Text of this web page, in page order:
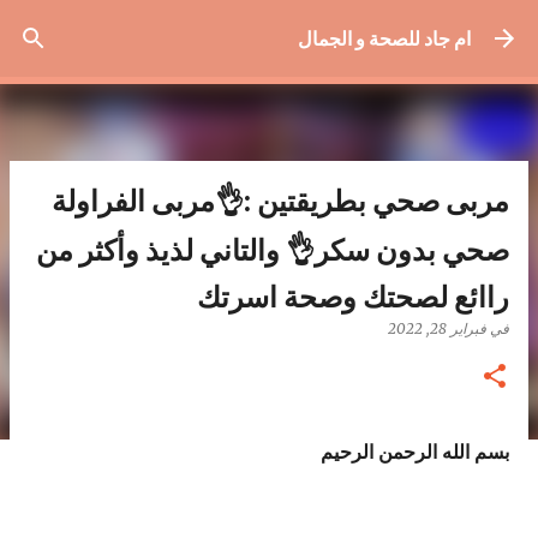
التخطي إلى المحتوى الرئيسيام جاد للصحة و الجمال
مربى صحي بطريقتين :👌مربى الفراولة
صحي بدون سكر👌 والتاني لذيذ وأكثر من
راائع لصحتك وصحة اسرتك
في فبراير 28, 2022
بسم الله الرحمن الرحيم